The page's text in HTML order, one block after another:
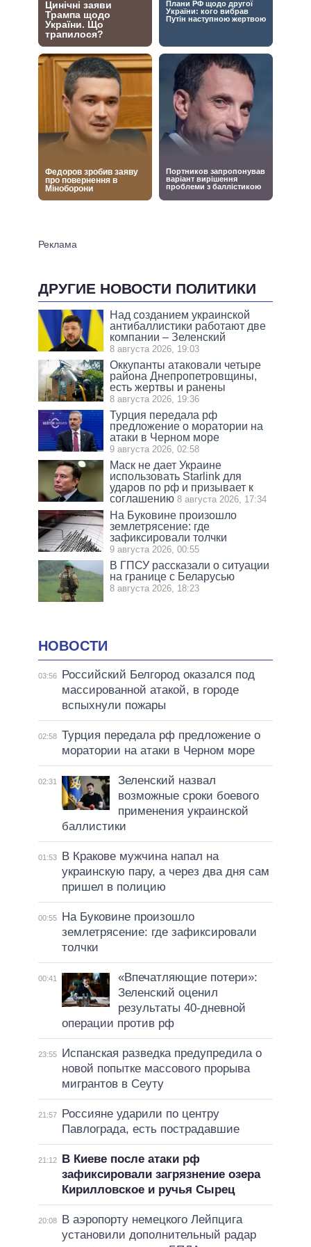
ДРУГИЕ НОВОСТИ ПОЛИТИКИ
Над созданием украинской
антибаллистики работают две
компании – Зеленский
8 августа 2026, 19:03
Оккупанты атаковали четыре
района Днепропетровщины,
есть жертвы и ранены
8 августа 2026, 19:36
Турция передала рф
предложение о моратории на
атаки в Черном море
9 августа 2026, 02:58
Маск не дает Украине
использовать Starlink для
ударов по рф и призывает к
соглашению 8 августа 2026, 17:34
На Буковине произошло
землетрясение: где
зафиксировали толчки
9 августа 2026, 00:55
В ГПСУ рассказали о ситуации
на границе с Беларусью
8 августа 2026, 18:23
НОВОСТИ
03:56
Российский Белгород оказался под
массированной атакой, в городе
вспыхнули пожары
02:58 Турция передала рф предложение о
моратории на атаки в Черном море
02:31
Зеленский назвал
возможные сроки боевого
применения украинской
баллистики
01:53
В Кракове мужчина напал на
украинскую пару, а через два дня сам
пришел в полицию
00:55
На Буковине произошло
землетрясение: где зафиксировали
толчки
00:41
«Впечатляющие потери»:
Зеленский оценил
результаты 40-дневной
операции против рф
23:55
Испанская разведка предупредила о
новой попытке массового прорыва
мигрантов в Сеуту
21:57
Россияне ударили по центру
Павлограда, есть пострадавшие
21:12
В Киеве после атаки рф
зафиксировали загрязнение озера
Кирилловское и ручья Сырец
20:08
В аэропорту немецкого Лейпцига
установили дополнительный радар